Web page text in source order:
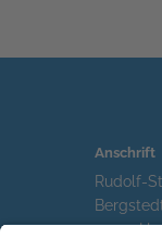
Anschrift
Rudolf-
22395